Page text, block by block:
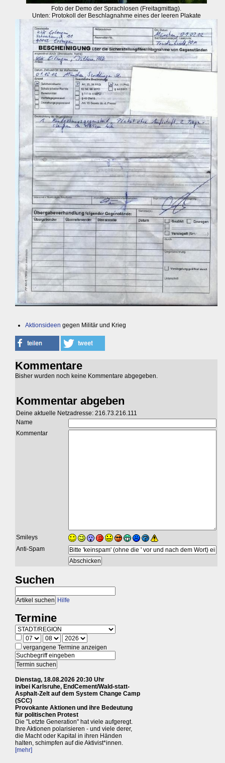
Foto der Demo der Sprachlosen (Freitagmittag).
Unten: Protokoll der Beschlagnahme eines der leeren Plakate
Aktionsideen gegen Militär und Krieg
Kommentare
Bisher wurden noch keine Kommentare abgegeben.
Kommentar abgeben
Deine aktuelle Netzadresse: 216.73.216.111
Name
Kommentar
Smileys
Anti-Spam
Suchen
Hilfe
Termine
vergangene Termine anzeigen
Dienstag, 18.08.2026 20:30 Uhr
in/bei Karlsruhe, EndCement/Wald-statt-
Asphalt-Zelt auf dem System Change Camp
(SCC)
Provokante Aktionen und ihre Bedeutung
für politischen Protest
Die "Letzte Generation" hat viele aufgeregt.
Ihre Aktionen polarisieren - und viele derer,
die Macht oder Kapital in ihren Händen
halten, schimpfen auf die Aktivist*innen.
[mehr]